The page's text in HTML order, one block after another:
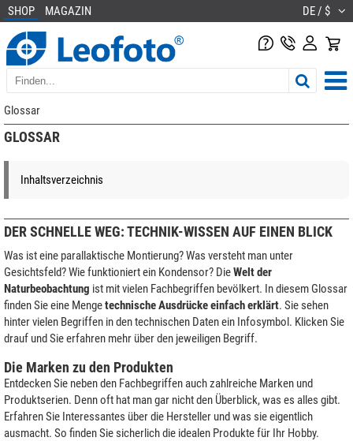
SHOP MAGAZIN DE / $
Glossar
GLOSSAR
Inhaltsverzeichnis
DER SCHNELLE WEG: TECHNIK-WISSEN AUF EINEN BLICK
Was ist eine parallaktische Montierung? Was versteht man unter
Gesichtsfeld? Wie funktioniert ein Kondensor? DieWelt der
Naturbeobachtung ist mit vielen Fachbegriffen bevölkert. In diesem Glossar
finden Sie eine Mengetechnische Ausdrücke einfach erklärt. Sie sehen
hinter vielen Begriffen in den technischen Daten ein Infosymbol. Klicken Sie
drauf und Sie erfahren mehr über den jeweiligen Begriff.
Die Marken zu den Produkten
Entdecken Sie neben den Fachbegriffen auch zahlreiche Marken und
Produktserien. Denn oft hat man gar nicht den Überblick, was es alles gibt.
Erfahren Sie Interessantes über die Hersteller und was sie eigentlich
ausmacht. So finden Sie sicherlich die idealen Produkte für Ihr Hobby.